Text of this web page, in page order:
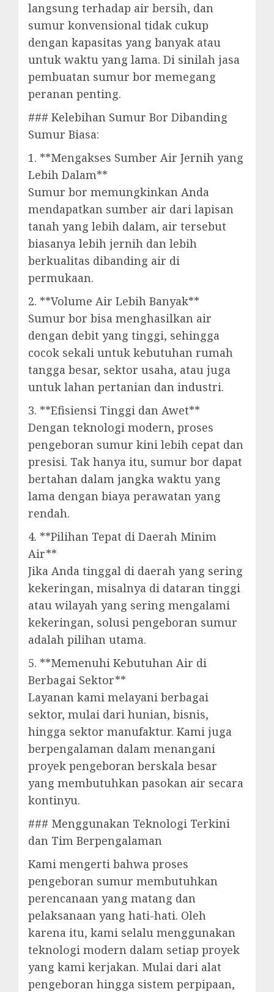
langsung terhadap air bersih, dan
sumur konvensional tidak cukup
dengan kapasitas yang banyak atau
untuk waktu yang lama. Di sinilah jasa
pembuatan sumur bor memegang
peranan penting.
### Kelebihan Sumur Bor Dibanding
Sumur Biasa:
1. **Mengakses Sumber Air Jernih yang
Lebih Dalam**
Sumur bor memungkinkan Anda
mendapatkan sumber air dari lapisan
tanah yang lebih dalam, air tersebut
biasanya lebih jernih dan lebih
berkualitas dibanding air di
permukaan.
2. **Volume Air Lebih Banyak**
Sumur bor bisa menghasilkan air
dengan debit yang tinggi, sehingga
cocok sekali untuk kebutuhan rumah
tangga besar, sektor usaha, atau juga
untuk lahan pertanian dan industri.
3. **Efisiensi Tinggi dan Awet**
Dengan teknologi modern, proses
pengeboran sumur kini lebih cepat dan
presisi. Tak hanya itu, sumur bor dapat
bertahan dalam jangka waktu yang
lama dengan biaya perawatan yang
rendah.
4. **Pilihan Tepat di Daerah Minim
Air**
Jika Anda tinggal di daerah yang sering
kekeringan, misalnya di dataran tinggi
atau wilayah yang sering mengalami
kekeringan, solusi pengeboran sumur
adalah pilihan utama.
5. **Memenuhi Kebutuhan Air di
Berbagai Sektor**
Layanan kami melayani berbagai
sektor, mulai dari hunian, bisnis,
hingga sektor manufaktur. Kami juga
berpengalaman dalam menangani
proyek pengeboran berskala besar
yang membutuhkan pasokan air secara
kontinyu.
### Menggunakan Teknologi Terkini
dan Tim Berpengalaman
Kami mengerti bahwa proses
pengeboran sumur membutuhkan
perencanaan yang matang dan
pelaksanaan yang hati-hati. Oleh
karena itu, kami selalu menggunakan
teknologi modern dalam setiap proyek
yang kami kerjakan. Mulai dari alat
pengeboran hingga sistem perpipaan,